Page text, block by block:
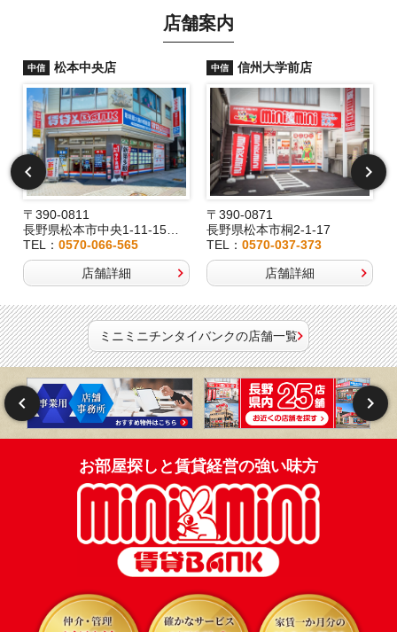
店舗案内
中信 松本中央店
〒390-0811
長野県松本市中央1-11-15桂林堂ビル1F
TEL： 0570-066-565
店舗詳細
中信 信州大学前店
〒390-0871
長野県松本市桐2-1-17
TEL：0570-037-373
店舗詳細
ミニミニチンタイバンクの店舗一覧
お部屋探しと賃貸経営の強い味方